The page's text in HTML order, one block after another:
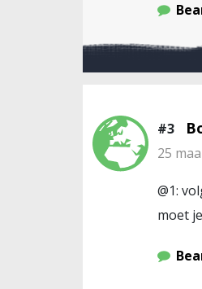
#3
25
@1:
moet